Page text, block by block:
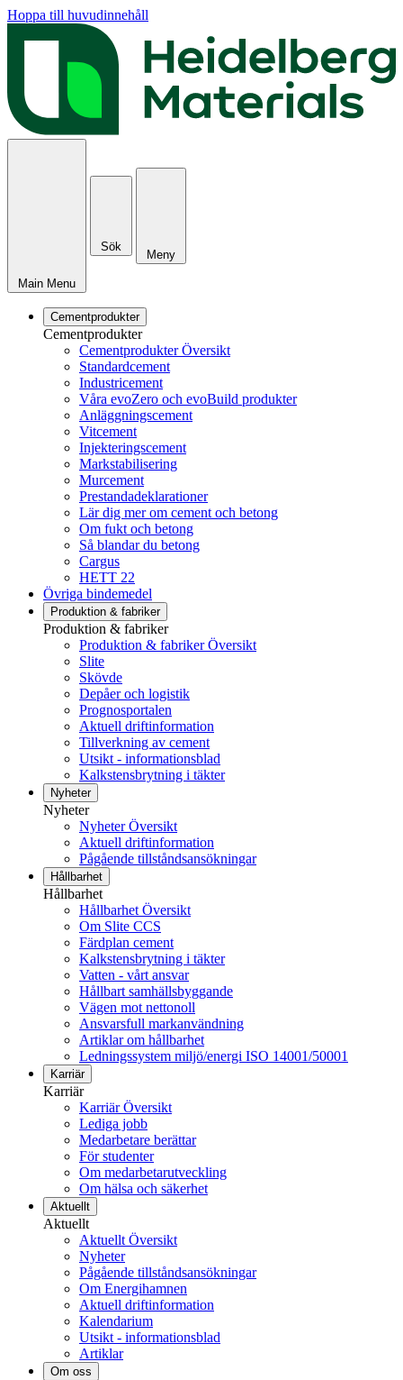
Hoppa till huvudinnehåll
Main Menu
Sök
Meny
Cementprodukter
Cementprodukter
Cementprodukter Översikt
Standardcement
Industricement
Våra evoZero och evoBuild produkter
Anläggningscement
Vitcement
Injekteringscement
Markstabilisering
Murcement
Prestandadeklarationer
Lär dig mer om cement och betong
Om fukt och betong
Så blandar du betong
Cargus
HETT 22
Övriga bindemedel
Produktion & fabriker
Produktion & fabriker
Produktion & fabriker Översikt
Slite
Skövde
Depåer och logistik
Prognosportalen
Aktuell driftinformation
Tillverkning av cement
Utsikt - informationsblad
Kalkstensbrytning i täkter
Nyheter
Nyheter
Nyheter Översikt
Aktuell driftinformation
Pågående tillståndsansökningar
Hållbarhet
Hållbarhet
Hållbarhet Översikt
Om Slite CCS
Färdplan cement
Kalkstensbrytning i täkter
Vatten - vårt ansvar
Hållbart samhällsbyggande
Vägen mot nettonoll
Ansvarsfull markanvändning
Artiklar om hållbarhet
Ledningssystem miljö/energi ISO 14001/50001
Karriär
Karriär
Karriär Översikt
Lediga jobb
Medarbetare berättar
För studenter
Om medarbetarutveckling
Om hälsa och säkerhet
Aktuellt
Aktuellt
Aktuellt Översikt
Nyheter
Pågående tillståndsansökningar
Om Energihamnen
Aktuell driftinformation
Kalendarium
Utsikt - informationsblad
Artiklar
Om oss